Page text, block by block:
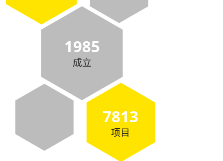
1985
成立
7813
项目